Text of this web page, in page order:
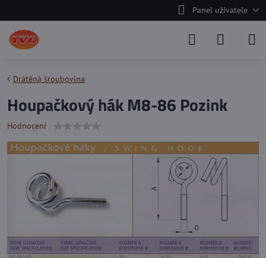
Panel uživatele
Drátěná šroubovina
Houpačkový hák M8-86 Pozink
Hodnocení